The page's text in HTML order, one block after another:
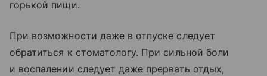
горькой пищи.
При возможности даже в отпуске следует
обратиться к стоматологу. При сильной боли
и воспалении следует даже прервать отдых,